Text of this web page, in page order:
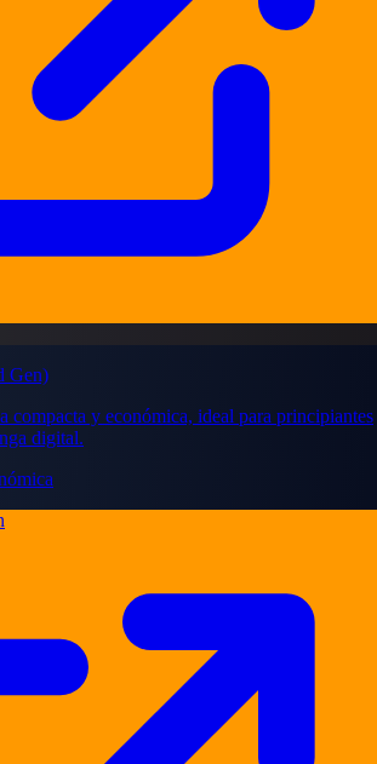
Gen)
compacta y económica, ideal para principiantes
digital.